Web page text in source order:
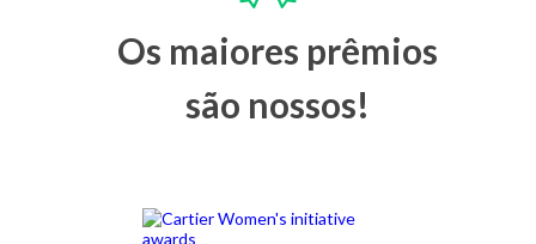
Os maiores prêmios
são nossos!